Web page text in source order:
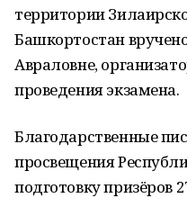
территории
Башкортостан
Авраловне,
проведения экзамена.
Благодарственные
просвещения
подготовку призёров